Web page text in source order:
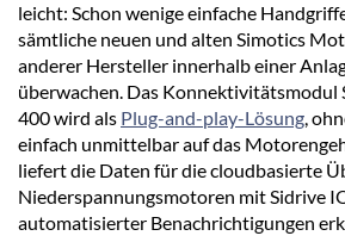
leicht: Schon wenige einfache
sämtliche neuen und alten Simotics
anderer Hersteller innerhalb einer
überwachen. Das Konnektivitätsmodul
400 wird als Plug-and-play-Lösung,
einfach unmittelbar auf das
liefert die Daten für die cloudbasierte
Niederspannungsmotoren mit Sidrive
automatisierter Benachrichtigungen